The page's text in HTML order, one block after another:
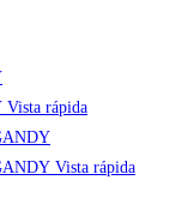
Vista rápida
Vista rápida